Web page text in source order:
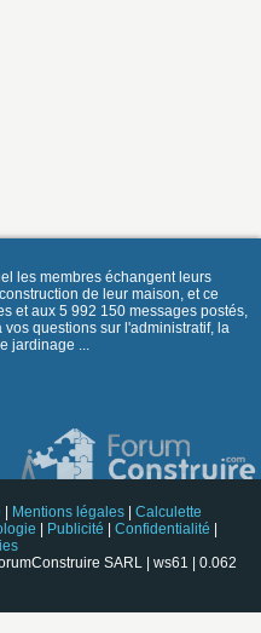
les membres échangent leurs
de leur maison, et ce
et aux 5 992 150 messages postés,
questions sur l'administratif, la
jardinage ...
Mentions légales
Calculette
Publicité Confidentialité
SARL | ws61 | 0.062